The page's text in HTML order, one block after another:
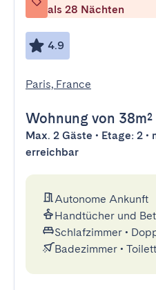
als 28 Nächten
4.9
Paris, France
Wohnung von 38m²
Max. 2 Gäste • Etage: 2
erreichbar
Autonome Ankunft
Handtücher und
Schlafzimmer •
Badezimmer •